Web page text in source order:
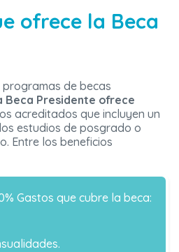
ofrece la Beca
de becas
Beca Presidente ofrece
acreditados que incluyen un
estudios de posgrado o
Entre los beneficios
Gastos que cubre la beca: